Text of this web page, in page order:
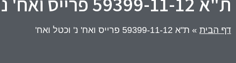
דף הבית » ת"א 59399-11-12 פרייס ואח' נ' וכטל ואח'